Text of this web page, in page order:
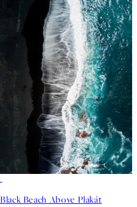
Black Beach Above Plakát